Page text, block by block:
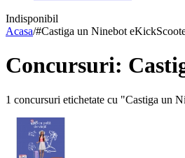
Indisponibil
Acasa/#Castiga un Ninebot
Concursuri:
1 concursuri etichetate cu "Castiga un